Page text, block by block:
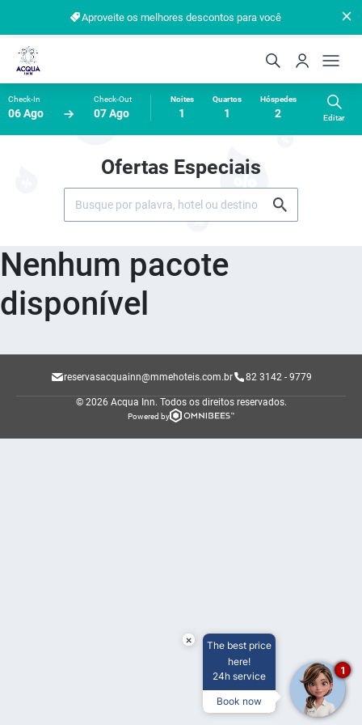
Aproveite os melhores descontos para você
Check-In
06 Ago
Check-Out
07 Ago
Noites
1
Quartos
1
Hóspedes
2 Editar
Ofertas Especiais
Nenhum pacote
disponível
reservasacquainn@mmehoteis.com.br 82 3142 - 9779
© 2026 Acqua Inn. Todos os direitos reservados.
Powered by
×
The best price
here!
24h service
Book now
1